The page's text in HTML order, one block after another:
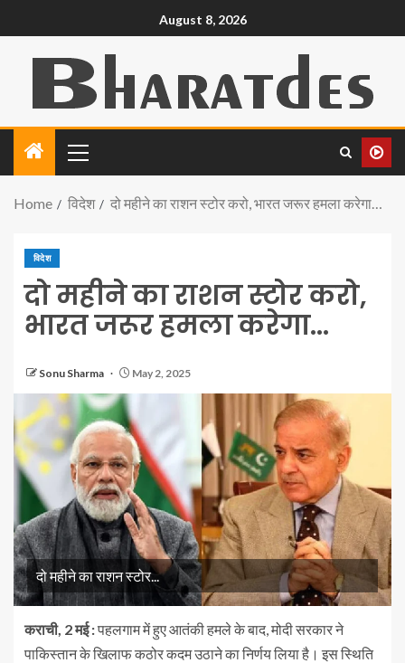
August 8, 2026
Home विदेश दो महीने का राशन स्टोर करो, भारत जरूर हमला करेगा…
विदेश
दो महीने का राशन स्टोर करो,
भारत जरूर हमला करेगा…
Sonu Sharma May 2, 2025
दो महीने का राशन स्टोर...
कराची, 2 मई :पहलगाम में हुए आतंकी हमले के बाद, मोदी सरकार ने
पाकिस्तान के खिलाफ कठोर कदम उठाने का निर्णय लिया है। इस स्थिति